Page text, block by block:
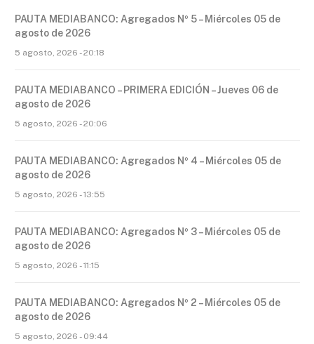
PAUTA MEDIABANCO: Agregados Nº 5 – Miércoles 05 de
agosto de 2026
5 agosto, 2026 - 20:18
PAUTA MEDIABANCO – PRIMERA EDICIÓN – Jueves 06 de
agosto de 2026
5 agosto, 2026 - 20:06
PAUTA MEDIABANCO: Agregados Nº 4 – Miércoles 05 de
agosto de 2026
5 agosto, 2026 - 13:55
PAUTA MEDIABANCO: Agregados Nº 3 – Miércoles 05 de
agosto de 2026
5 agosto, 2026 - 11:15
PAUTA MEDIABANCO: Agregados Nº 2 – Miércoles 05 de
agosto de 2026
5 agosto, 2026 - 09:44